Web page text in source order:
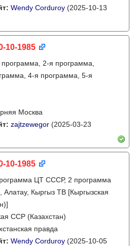
Wendy Corduroy (2025-10-13
10-1985
программа, 2-я программа,
4-я программа, 5-я
Москва
zajtzewegor (2025-03-23
10-1985
ЦТ СССР, 2 программа
Кыргыз ТВ [Кыргызская
ССР (Казахстан)
правда
Wendy Corduroy (2025-10-05